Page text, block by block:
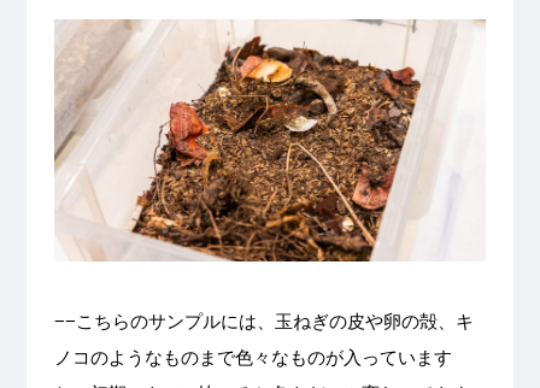
−−こちらのサンプルには、玉ねぎの皮や卵の殻、キ
ノコのようなものまで色々なものが入っています